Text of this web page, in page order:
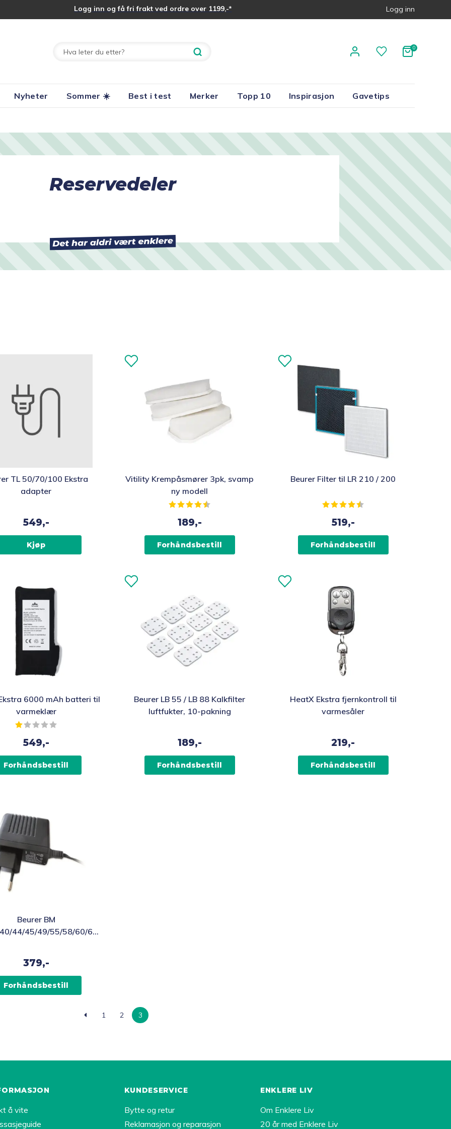
Logg inn og få fri frakt ved ordre over 1199,-* Logg inn
Nyheter Sommer ☀️ Best i test Merker Topp 10 Inspirasjon Gavetips
Reservedeler
TL 50/70/100 Ekstra
adapter
549,-
Kjøp
Vitility Krempåsmører 3pk, svamp
ny modell
Karakter:
189,-
Forhåndsbestill
Beurer Filter til LR 210 / 200
Karakter:
519,-
Forhåndsbestill
6000 mAh batteri til
varmeklær
Karakter:
549,-
Forhåndsbestill
Beurer LB 55 / LB 88 Kalkfilter
luftfukter, 10-pakning
189,-
Forhåndsbestill
HeatX Ekstra fjernkontroll til
varmesåler
219,-
Forhåndsbestill
Beurer BM
44/45/49/55/58/60/65
379,-
Forhåndsbestill
1 2 3
å vite
KUNDESERVICE
Bytte og retur
Reklamasjon og reparasjon
ENKLERE LIV
Om Enklere Liv
20 år med Enklere Liv